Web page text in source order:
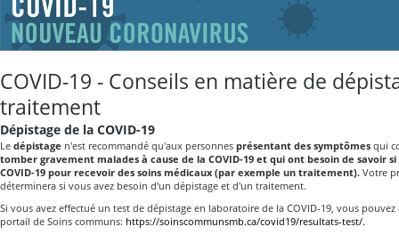
COVID-19 - Conseils en matière de
traitement
Dépistage de la COVID-19
Le dépistage n'est recommandé qu'aux personnes présentant des symptômes qui
tomber gravement malades à cause de la COVID-19 et qui ont besoin de savoir
COVID-19 pour recevoir des soins médicaux (par exemple un traitement). Votre
déterminera si vous avez besoin d'un dépistage et d'un traitement.
Si vous avez effectué un test de dépistage en laboratoire de la COVID-19, vous pouvez
portail de Soins communs: https://soinscommunsmb.ca/covid19/resultats-test/.